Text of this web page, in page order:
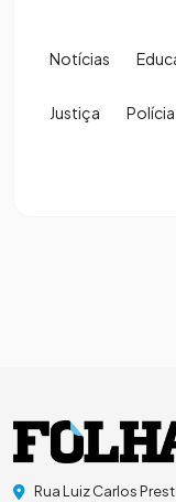
Notícias
Justiça Polícia
Rua Luiz Carlos